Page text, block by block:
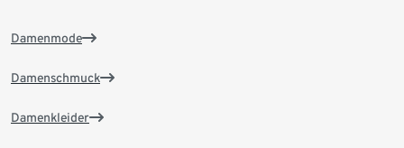
Damenmode
Damenschmuck
Damenkleider